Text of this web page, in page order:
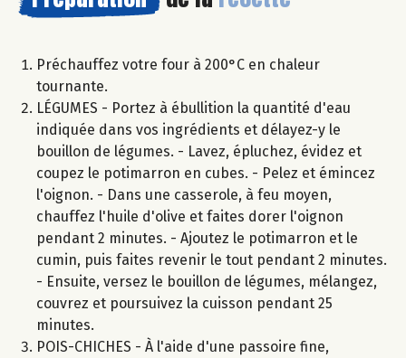
Préchauffez votre four à 200°C en chaleur
tournante.
LÉGUMES - Portez à ébullition la quantité d'eau
indiquée dans vos ingrédients et délayez-y le
bouillon de légumes. - Lavez, épluchez, évidez et
coupez le potimarron en cubes. - Pelez et émincez
l'oignon. - Dans une casserole, à feu moyen,
chauffez l'huile d'olive et faites dorer l'oignon
pendant 2 minutes. - Ajoutez le potimarron et le
cumin, puis faites revenir le tout pendant 2 minutes.
- Ensuite, versez le bouillon de légumes, mélangez,
couvrez et poursuivez la cuisson pendant 25
minutes.
POIS-CHICHES - À l'aide d'une passoire fine,